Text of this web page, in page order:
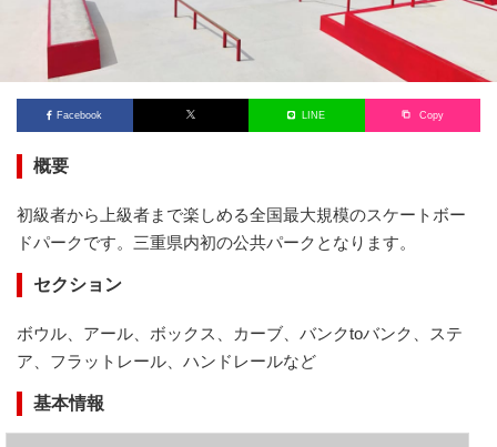
Facebook LINE Copy
概要
初級者から上級者まで楽しめる全国最大規模のスケートボー
ドパークです。三重県内初の公共パークとなります。
セクション
ボウル、アール、ボックス、カーブ、バンクtoバンク、ステ
ア、フラットレール、ハンドレールなど
基本情報